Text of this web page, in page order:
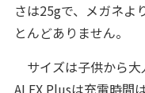
さは25gで、メガネよ
とんどありません。
サイズは子供から大